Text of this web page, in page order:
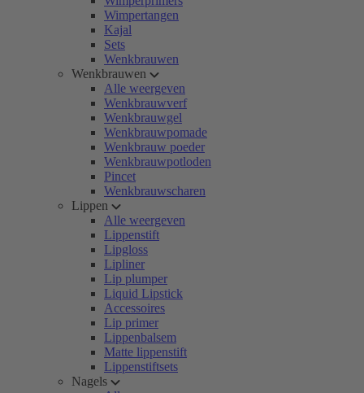
Wimpertangen
Kajal
Sets
Wenkbrauwen
Wenkbrauwen
Alle weergeven
Wenkbrauwverf
Wenkbrauwgel
Wenkbrauwpomade
Wenkbrauw poeder
Wenkbrauwpotloden
Pincet
Wenkbrauwscharen
Lippen
Alle weergeven
Lippenstift
Lipgloss
Lipliner
Lip plumper
Liquid Lipstick
Accessoires
Lip primer
Lippenbalsem
Matte lippenstift
Lippenstiftsets
Nagels